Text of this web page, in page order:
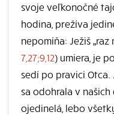
svoje veľkonočné
hodina, prežíva
nepomíňa: Ježiš „raz
7,27;9,12) umiera, je
sedí po pravici
sa odohrala v našich
ojedinelá, lebo